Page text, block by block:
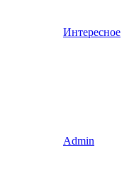
Интересное
Admin